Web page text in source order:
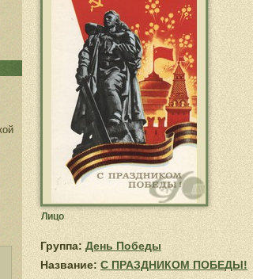
Лицо
Группа: День Победы
Название: С ПРАЗДНИКОМ ПОБЕДЫ!